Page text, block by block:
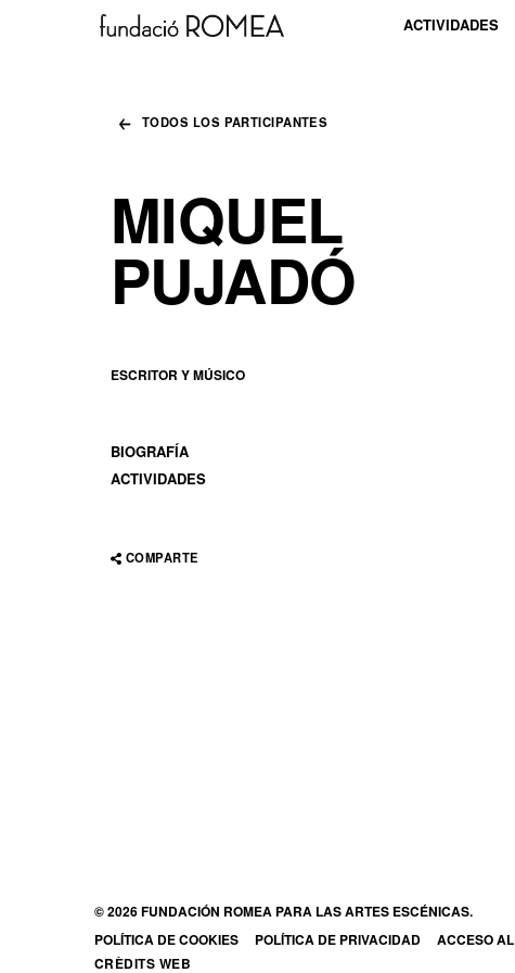
ACTIVIDADES
TODOS LOS PARTICIPANTES
MIQUEL
PUJADÓ
ESCRITOR Y MÚSICO
BIOGRAFÍA
ACTIVIDADES
COMPARTE
© 2026 FUNDACIÓN ROMEA PARA LAS ARTES ESCÉNICAS.
POLÍTICA DE COOKIES
POLÍTICA DE PRIVACIDAD ACCESO
ABRE EN
CRÈDITS WEB